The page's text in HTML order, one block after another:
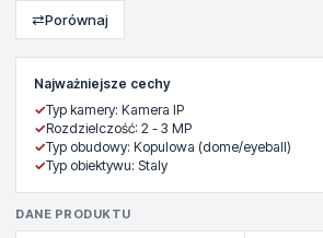
Najważniejsze cechy
✓Typ kamery: Kamera IP
✓Rozdzielczość: 2 - 3 MP
✓Typ obudowy: Kopulowa (dome/eyeball)
✓Typ obiektywu: Staly
DANE PRODUKTU
⇄Porównaj